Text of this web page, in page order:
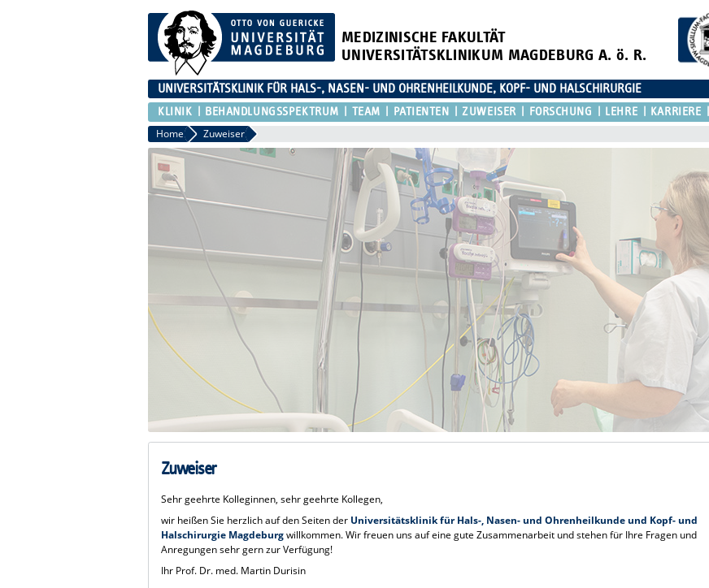
MEDIZINISCHE FAKULTÄT
UNIVERSITÄTSKLINIKUM MAGDEBURG A. ö. R.
UNIVERSITÄTSKLINIK FÜR HALS-, NASEN- UND OHRENHEILKUNDE, KOPF- UND HALSCHIRURGIE
KLINIK BEHANDLUNGSSPEKTRUM TEAM PATIENTEN ZUWEISER FORSCHUNG LEHRE KARRIERE
Home Zuweiser
Zuweiser
Sehr geehrte Kolleginnen, sehr geehrte Kollegen,
wir heißen Sie herzlich auf den Seiten der Universitätsklinik für Hals-, Nasen- und Ohrenheilkunde und Kopf- und
Halschirurgie Magdeburgwillkommen. Wir freuen uns auf eine gute Zusammenarbeit und stehen für Ihre Fragen und
Anregungen sehr gern zur Verfügung!
Ihr Prof. Dr. med. Martin Durisin